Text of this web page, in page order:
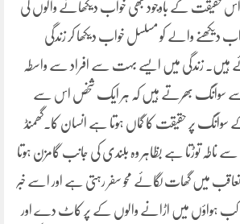
اس حقیقت کے باوجود بھی خواب دیکھانے والوں کی
دیکھنے والے کو مسلسل خواب دیکھا کر زندگی
ہیں۔ زندگی میں ایسے بہت سے افراد سے واسطہ
سوانگ بھرتے ہیں کہ ہر ایک شخص اس سے
سوانگ پر حقیقت کا گماں ہوتا ہے انسان کا۔گھمنڈ
توڑتا ہے بظاہر وہ بلندی کی جانب گامزن ہوتا
میں گھات لگائے محو سفر رہتی ہے اور اسے خبر
ہواؤں میں اڑانے والوں کے پر کاٹ دے اور